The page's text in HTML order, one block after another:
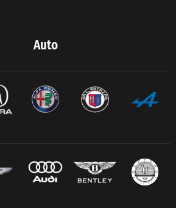
Auto